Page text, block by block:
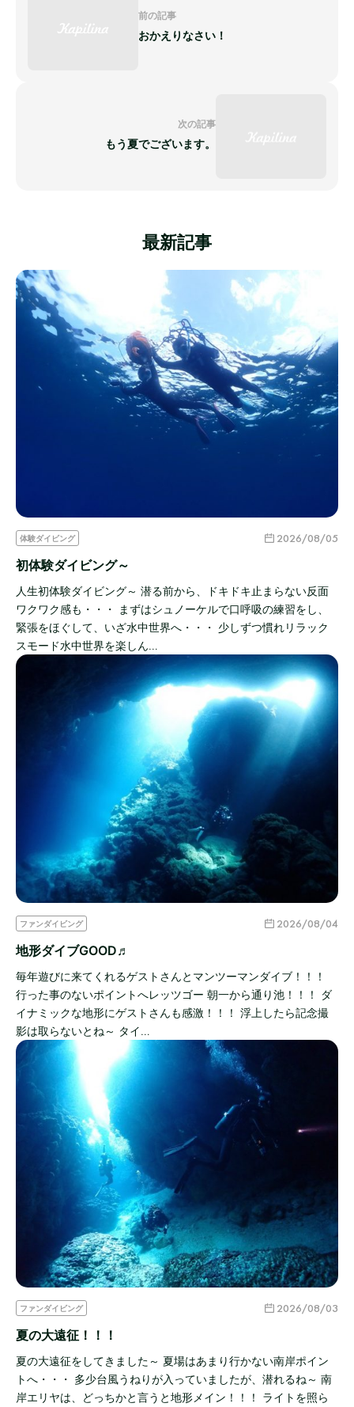
前の記事
おかえりなさい！
次の記事
もう夏でございます。
最新記事
体験ダイビング 2026/08/05
初体験ダイビング～
人生初体験ダイビング～ 潜る前から、ドキドキ止まらない反面
ワクワク感も・・・ まずはシュノーケルで口呼吸の練習をし、
緊張をほぐして、いざ水中世界へ・・・ 少しずつ慣れリラック
スモード水中世界を楽しん…
ファンダイビング 2026/08/04
地形ダイブGOOD♬
毎年遊びに来てくれるゲストさんとマンツーマンダイブ！！！
行った事のないポイントへレッツゴー 朝一から通り池！！！ ダ
イナミックな地形にゲストさんも感激！！！ 浮上したら記念撮
影は取らないとね～ タイ…
ファンダイビング 2026/08/03
夏の大遠征！！！
夏の大遠征をしてきました～ 夏場はあまり行かない南岸ポイン
トへ・・・ 多少台風うねりが入っていましたが、潜れるね～ 南
岸エリヤは、どっちかと言うと地形メイン！！！ ライトを照ら